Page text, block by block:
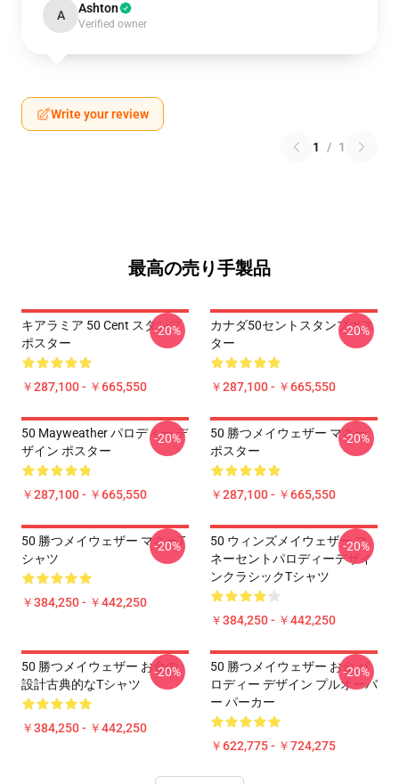
A Ashton
Verified owner
Write your review
1 / 1
最高の売り手製品
キアラミア 50 Cent スタンプ
ポスター
￥287,100 - ￥665,550
-20%
カナダ50セントスタンプポス
ター
￥287,100 - ￥665,550
-20%
50 Mayweather パロディー デ
ザイン ポスター
￥287,100 - ￥665,550
-20%
50 勝つメイウェザー マネー
ポスター
￥287,100 - ￥665,550
-20%
50 勝つメイウェザー マネーT
シャツ
￥384,250 - ￥442,250
-20%
50 ウィンズメイウェザー マ
ネーセントパロディーデザイ
ンクラシックTシャツ
￥384,250 - ￥442,250
-20%
50 勝つメイウェザー お金の
設計古典的なTシャツ
￥384,250 - ￥442,250
-20%
50 勝つメイウェザー お金 パ
ロディー デザイン プルオーバ
ー パーカー
￥622,775 - ￥724,275
-20%